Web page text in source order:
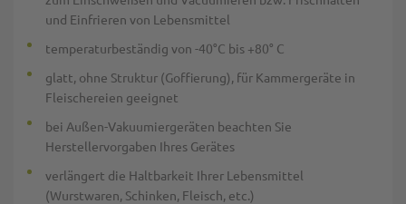
und Einfrieren von Lebensmittel
temperaturbeständig von -40°C bis +80° C
glatt, ohne Struktur (Goffierung), für Kammergeräte in
Fleischereien geeignet
bei Außen-Vakuumiergeräten beachten Sie
Herstellervorgaben Ihres Gerätes
verlängert die Haltbarkeit Ihrer Lebensmittel
(Wurstwaren, Schinken, Fleisch, etc.)